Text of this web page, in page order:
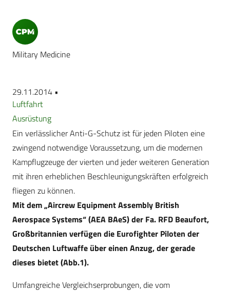
Military Medicine
29.11.2014 •
Luftfahrt
Ausrüstung
Ein verlässlicher Anti-G-Schutz ist für jeden Piloten eine
zwingend notwendige Voraussetzung, um die modernen
Kampflugzeuge der vierten und jeder weiteren Generation
mit ihren erheblichen Beschleunigungskräften erfolgreich
fliegen zu können.
Mit dem „Aircrew Equipment Assembly British
Aerospace Systems“ (AEA BAeS) der Fa. RFD Beaufort,
Großbritannien verfügen die Eurofighter Piloten der
Deutschen Luftwaffe über einen Anzug, der gerade
dieses bietet (Abb.1).
Umfangreiche Vergleichserprobungen, die vom